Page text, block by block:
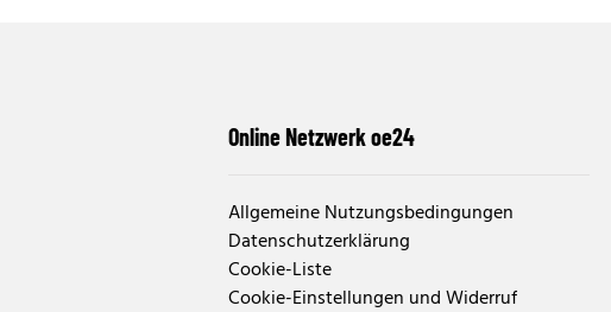
Online Netzwerk oe24
Allgemeine Nutzungsbedingungen
Datenschutzerklärung
Cookie-Liste
Cookie-Einstellungen und Widerruf